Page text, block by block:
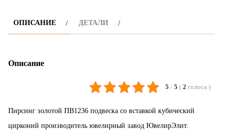
ОПИСАНИЕ ДЕТАЛИ
Описание
5 / 5 ( 2 голоса )
Пирсинг золотой ПВ1236 подвеска со вставкой кубический
цирконий производитель ювелирный завод ЮвелирЭлит.